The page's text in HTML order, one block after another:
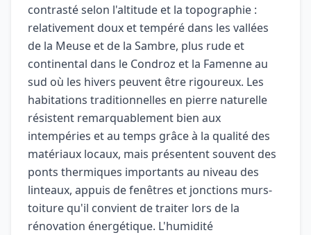
contrasté selon l'altitude et la topographie :
relativement doux et tempéré dans les vallées
de la Meuse et de la Sambre, plus rude et
continental dans le Condroz et la Famenne au
sud où les hivers peuvent être rigoureux. Les
habitations traditionnelles en pierre naturelle
résistent remarquablement bien aux
intempéries et au temps grâce à la qualité des
matériaux locaux, mais présentent souvent des
ponts thermiques importants au niveau des
linteaux, appuis de fenêtres et jonctions murs-
toiture qu'il convient de traiter lors de la
rénovation énergétique. L'humidité